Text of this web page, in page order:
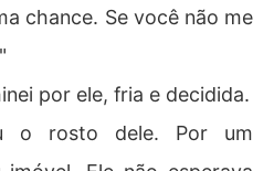
chance. Se você não me
por ele, fria e decidida.
o rosto dele. Por um